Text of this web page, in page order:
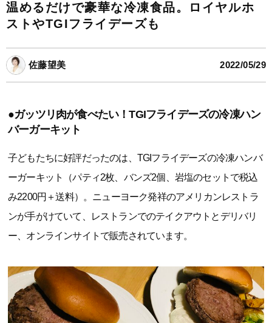
温めるだけで豪華な冷凍食品。ロイヤルホ
ストやTGIフライデーズも
佐藤望美 2022/05/29
●ガッツリ肉が食べたい！TGIフライデーズの冷凍ハン
バーガーキット
子どもたちに好評だったのは、TGIフライデーズの冷凍ハンバ
ーガーキット（パティ2枚、バンズ2個、岩塩のセットで税込
み2200円＋送料）。ニューヨーク発祥のアメリカンレストラ
ンが手がけていて、レストランでのテイクアウトとデリバリ
ー、オンラインサイトで販売されています。